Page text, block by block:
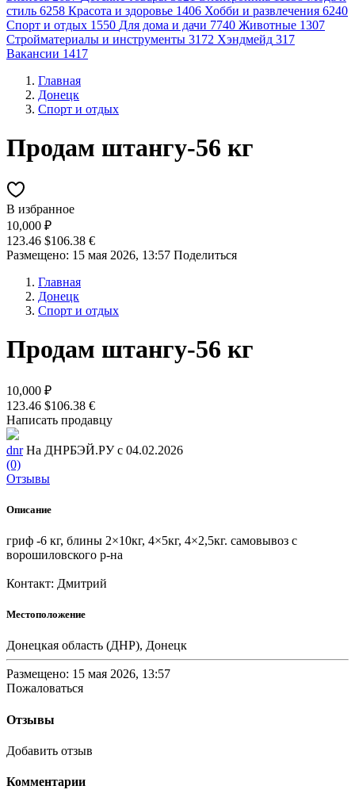
стиль 6258 Красота и здоровье 1406 Хобби и развлечения 6240
Спорт и отдых 1550 Для дома и дачи 7740 Животные 1307
Стройматериалы и инструменты 3172 Хэндмейд 317
Вакансии 1417
Главная
Донецк
Спорт и отдых
Продам штангу-56 кг
В избранное
10,000 ₽
123.46 $106.38 €
Размещено: 15 мая 2026, 13:57 Поделиться
Главная
Донецк
Спорт и отдых
Продам штангу-56 кг
10,000 ₽
123.46 $106.38 €
Написать продавцу
dnr На ДНРБЭЙ.РУ с 04.02.2026
(0)
Отзывы
Описание
гриф -6 кг, блины 2×10кг, 4×5кг, 4×2,5кг. самовывоз с
ворошиловского р-на
Контакт: Дмитрий
Местоположение
Донецкая область (ДНР), Донецк
Размещено: 15 мая 2026, 13:57
Пожаловаться
Отзывы
Добавить отзыв
Комментарии